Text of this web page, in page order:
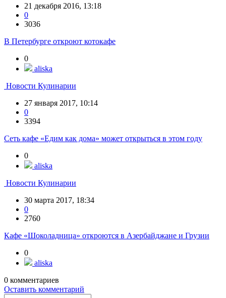
21 декабря 2016, 13:18
0
3036
В Петербурге откроют котокафе
0
aliska
Новости Кулинарии
27 января 2017, 10:14
0
3394
Сеть кафе «Едим как дома» может открыться в этом году
0
aliska
Новости Кулинарии
30 марта 2017, 18:34
0
2760
Кафе «Шоколадница» откроются в Азербайджане и Грузии
0
aliska
0 комментариев
Оставить комментарий